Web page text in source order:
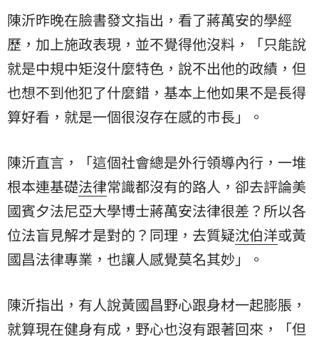
陳沂昨晚在臉書發文指出，看了蔣萬安的學經
歷，加上施政表現，並不覺得他沒料，「只能說
就是中規中矩沒什麼特色，說不出他的政績，但
也想不到他犯了什麼錯，基本上他如果不是長得
算好看，就是一個很沒存在感的市長」。
陳沂直言，「這個社會總是外行領導內行，一堆
根本連基礎法律常識都沒有的路人，卻去評論美
國賓夕法尼亞大學博士蔣萬安法律很差？所以各
位法盲見解才是對的？同理，去質疑沈伯洋或黃
國昌法律專業，也讓人感覺莫名其妙」。
陳沂指出，有人說黃國昌野心跟身材一起膨脹，
就算現在健身有成，野心也沒有跟著回來，「但